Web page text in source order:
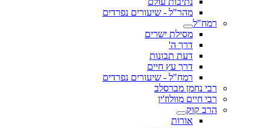
מהר"ל - שיעורים נפרדים
רמח"ל
מסילת ישרים
דרך ה'
דעת תבונות
דרך עץ חיים
רמח"ל - שיעורים נפרדים
רבי נחמן מברסלב
רבי חיים מוולוז'ין
הרב קוק
אורות